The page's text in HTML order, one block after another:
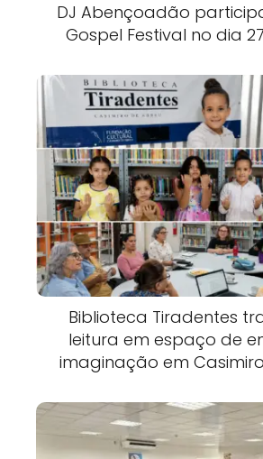
DJ Abençoadão
Gospel Festival no dia
Biblioteca Tiradentes
leitura em espaço de
imaginação em